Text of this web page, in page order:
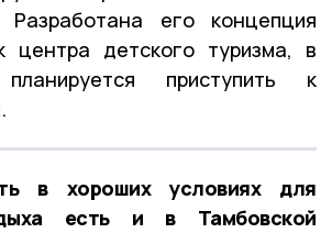
его концепция
центра детского туризма, в
приступить к
в хороших условиях для
есть и в Тамбовской